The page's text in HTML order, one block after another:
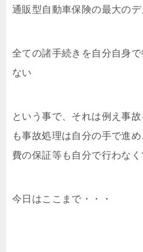
通販型自動車保険の最大のデ
全ての諸手続きを自分自身
ない
という事で、それは例え事
も事故処理は自分の手で進
費の保証等も自分で行わなく
今日はここまで・・・